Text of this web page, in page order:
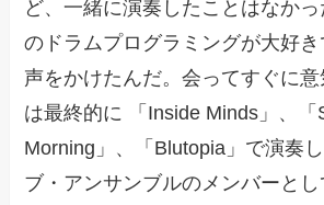
ど、一緒に演奏したことはなか
のドラムプログラミングが大好
声をかけたんだ。会ってすぐに
は最終的に 「Inside Minds」、「
Morning」、「Blutopia」で演奏
ブ・アンサンブルのメンバーと